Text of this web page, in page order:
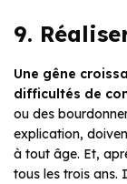
9.
Une gêne
difficultés de
ou des
explication,
à tout âge. Et,
tous les trois ans.